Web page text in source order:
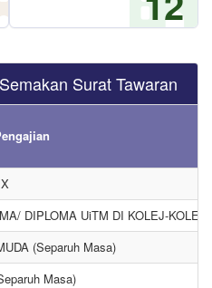
Surat Tawaran
DIPLOMA UiTM DI KOLEJ-
(Separuh Masa)
Masa)